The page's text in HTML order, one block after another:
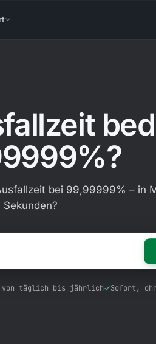
bei 99,99999% – in
Sekunden?
SLA-Wert eingeben (z. B.
von täglich bis jährlich Sofort,